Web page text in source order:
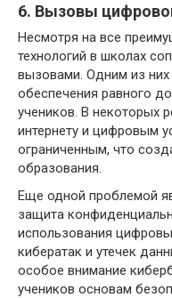
6. Вызовы
Несмотря на все
технологий в школах
вызовами. Одним из них
обеспечения равного
учеников. В некоторых
интернету и цифровым
ограниченным, что
образования.
Еще одной проблемой
защита
использования
кибератак и утечек
особое внимание
учеников основам